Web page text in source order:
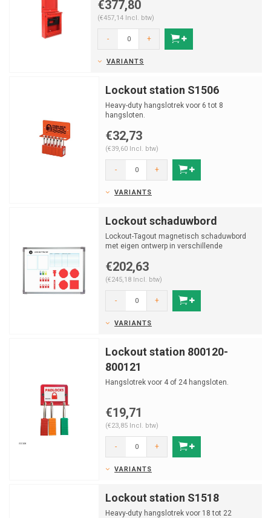
€377,80
(€457,14 Incl. btw)
- +
VARIANTS
Lockout station S1506
Heavy-duty hangslotrek voor 6 tot 8
hangsloten.
€32,73
(€39,60 Incl. btw)
- +
VARIANTS
Lockout schaduwbord
Lockout-Tagout magnetisch schaduwbord
met eigen ontwerp in verschillende
€202,63
(€245,18 Incl. btw)
- +
VARIANTS
Lockout station 800120-
800121
Hangslotrek voor 4 of 24 hangsloten.
€19,71
(€23,85 Incl. btw)
- +
VARIANTS
Lockout station S1518
Heavy-duty hangslotrek voor 18 tot 22